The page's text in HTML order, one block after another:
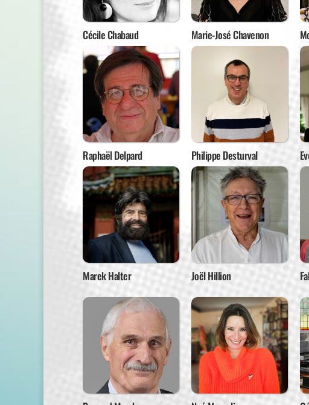
Cécile Chabaud Marie-José Chavenon
Raphaël Delpard Philippe Desturval
Marek Halter Joël Hillion